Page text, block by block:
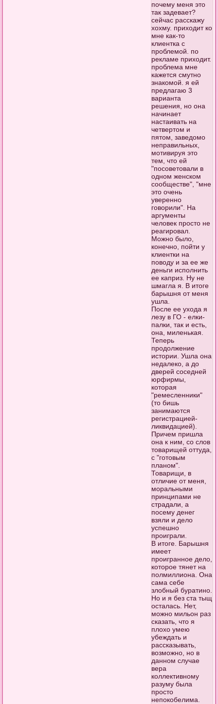
почему меня это
так задевает?
сейчас расскажу
хохму. приходит ко
мне как-то
клиентка с
проблемой. по
рекламе приходит.
проблема мне
кажется смутно
знакомой. я ей
предлагаю 3
варианта
решения, но она
начинает
настаивать на
четвертом и
пятом, заведомо
неправильных,
мотивируя это
тем, что ей
"посоветовали в
одном женском
сообществе", "мне
это очень
уверенно
говорили". На
аргументы
человек просто не
реагировал.
Можно было,
конечно, пойти у
клиентки на
поводу и за ее же
деньги исполнить
ее каприз. Ну не
шмагла я. В итоге
барышня от меня
ушла.
После ее ухода я
лезу в ГО - елки-
палки, так и есть,
она, миленькая.
Теперь
продолжение
истории. Ушла она
недалеко, а до
дверей соседней
юрфирмы,
которая
"ремесленники"
(то бишь
занимаются
регистрацией-
ликвидацией).
Причем пришла
она к ним, со слов
товарищей оттуда,
с "готовым
планом".
Товарищи, в
отличие от меня,
моральными
принципами не
страдали, а
посему денег
взяли и дело
успешно
проиграли.
В итоге. Барышня
имеет
проигранное дело,
которое тянет на
полмиллиона. Она
сама себе
злобный буратино.
Но и я без ста тыщ
осталась. Нет,
можно мильон раз
сказать, что я
плохо умею
убеждать и
рассказывать,
возможно, но в
данном случае
вера
коллективному
разуму была
просто
непокобелима.